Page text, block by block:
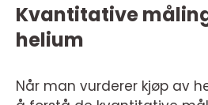
Kvantitative
helium
Når man vurderer kjøp av